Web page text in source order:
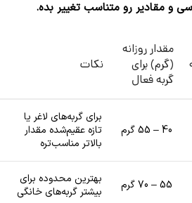
و مقادیر رو متناسب تغییر بده.
مقدار روزانه
(گرم) برای
گربه فعال
نکات
40 – 55 گرم
برای گربه‌های لاغر یا
تازه عقیم‌شده مقدار
بالاتر مناسب‌تره
55 – 70 گرم
بهترین محدوده برای
بیشتر گربه‌های خانگی